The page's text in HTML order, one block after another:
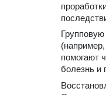
Групповую
помогают
болезнь и